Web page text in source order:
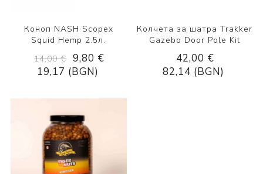
Коноп NASH Scopex
Squid Hemp 2.5л.
14,00 € 9,80 €
19,17 (BGN)
Колчета за шатра Trakker
Gazebo Door Pole Kit
42,00 €
82,14 (BGN)